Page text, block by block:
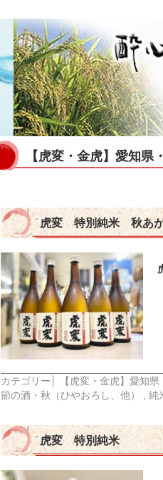
【虎変・金虎】愛知県
虎変 特別純米 秋あ
カテゴリー│
【虎変・金虎】愛知
節の酒・秋（ひやおろし、他）
純
虎変 特別純米
日本酒蔵
焼酎蔵
ワイナリー
梅酒・和リキュール蔵元
米・食品 その他
純米大吟醸
大吟醸
純米吟醸酒
純米酒
吟醸酒
本醸造
普通酒
にごり酒
極甘口、低アルコール
季節の酒・春
季節の酒・夏
季節の酒・秋（ひやおろし、他）
季節の酒・冬（しぼりたて、他）
芋焼酎
麦焼酎
米焼酎
黒糖、泡盛、その他
季節の焼酎・春
季節の焼酎・夏
季節の焼酎・秋
季節の焼酎・冬
梅酒
和リキュール
日本ワイン
赤
白
ロゼ
スパークリング・シャンパン
味醂・料理酒・化粧水
醤油・酢・麺つゆ・味噌
珍味
ジュース・カクテル用飲料
食品